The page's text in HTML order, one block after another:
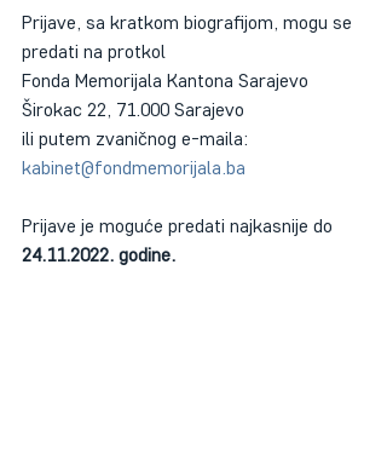
Prijave, sa kratkom biografijom, mogu se
predati na protkol
Fonda Memorijala Kantona Sarajevo
Širokac 22, 71.000 Sarajevo
ili putem zvaničnog e-maila:
kabinet@fondmemorijala.ba
Prijave je moguće predati najkasnije do
24.11.2022. godine.